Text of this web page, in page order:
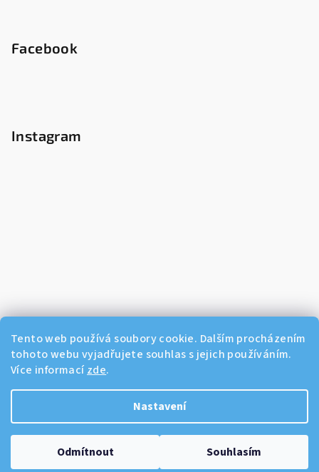
Tento web používá soubory cookie. Dalším procházením
tohoto webu vyjadřujete souhlas s jejich používáním.
Více informací zde.
Nastavení
Odmítnout Souhlasím
Facebook
Instagram
Sledovat na Instagramu